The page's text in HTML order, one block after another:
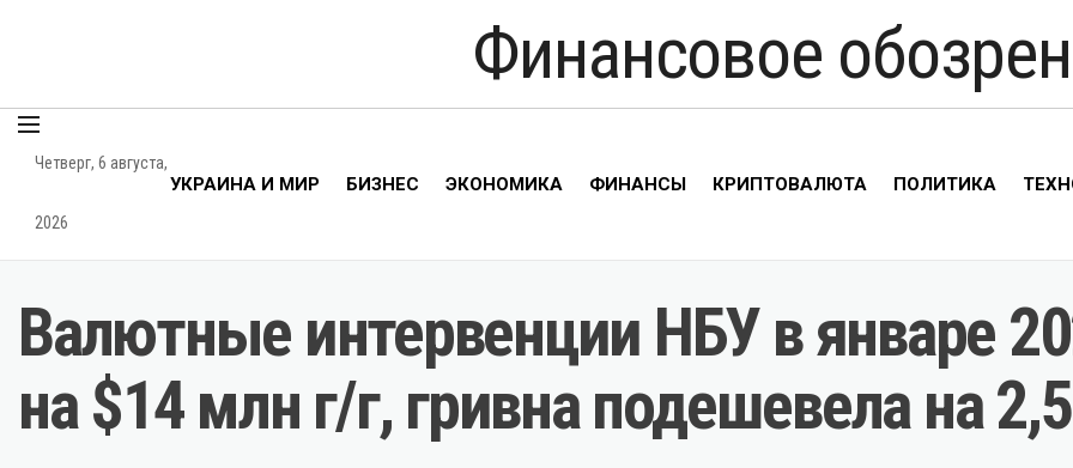
Финансовое
Четверг, 6 августа,
2026
УКРАИНА И МИР БИЗНЕС ЭКОНОМИКА ФИНАНСЫ КРИПТОВАЛЮТА ПОЛИТИКА
Валютные интервенции НБУ в январе
на $14 млн г/г, гривна подешевела на